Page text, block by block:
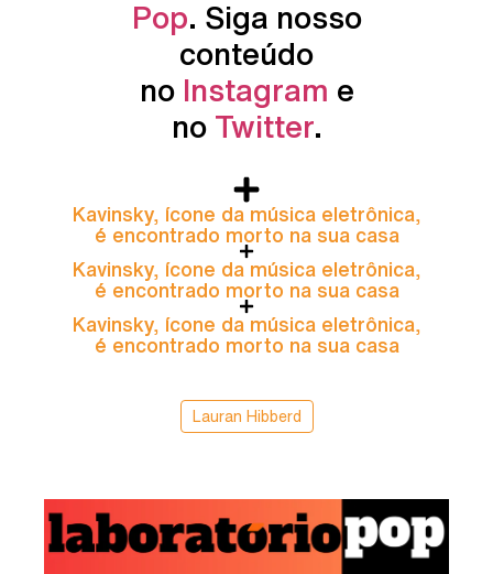
Pop. Siga nosso
conteúdo
no Instagram e
no Twitter.
Kavinsky, ícone da música eletrônica,
é encontrado morto na sua casa
Kavinsky, ícone da música eletrônica,
é encontrado morto na sua casa
Kavinsky, ícone da música eletrônica,
é encontrado morto na sua casa
Lauran Hibberd